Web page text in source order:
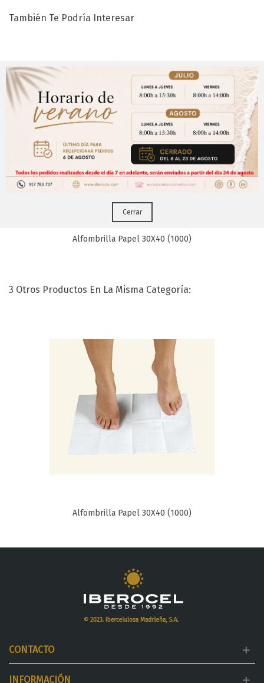
También Te Podría Interesar
Alfombrilla Papel 30X40 (1000)
3 Otros Productos En La Misma Categoría:
Alfombrilla Papel 30X40 (1000)
CONTACTO
INFORMACIÓN
Aviso Importante
¡Regístrate para acceder a los precios y realizar
tus pedidos online.!
Puedes hacerlo desdeAqui!
CERRAR
Cerrar